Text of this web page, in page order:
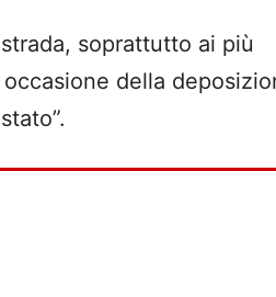
soprattutto ai più
della